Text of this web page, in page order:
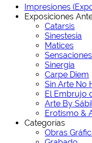
Impresiones
Exposiciones
Catarsis
Sinestesia
Matices
Sensaciones
Sinergia
Carpe Diem
Sin Arte No
El Embrujo
Arte By
Erotismo &
Categorías
Obras